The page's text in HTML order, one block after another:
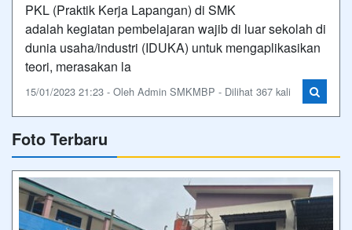
PKL (Praktik Kerja Lapangan) di SMK
adalah kegiatan pembelajaran wajib di luar sekolah di
dunia usaha/industri (IDUKA) untuk mengaplikasikan
teori, merasakan la
15/01/2023 21:23 - Oleh Admin SMKMBP - Dilihat 367 kali
Foto Terbaru